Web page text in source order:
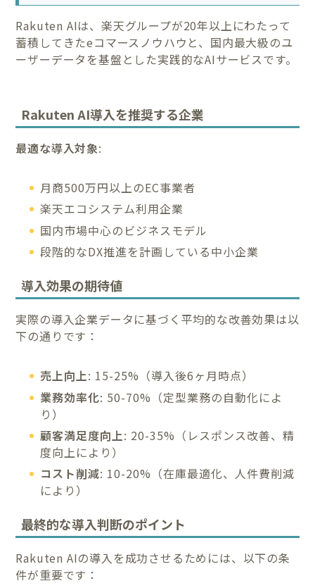
Rakuten AIは、楽天グループが20年以上にわたって
蓄積してきたeコマースノウハウと、国内最大級のユ
ーザーデータを基盤とした実践的なAIサービスです。
Rakuten AI導入を推奨する企業
最適な導入対象:
月商500万円以上のEC事業者
楽天エコシステム利用企業
国内市場中心のビジネスモデル
段階的なDX推進を計画している中小企業
導入効果の期待値
実際の導入企業データに基づく平均的な改善効果は以
下の通りです：
売上向上: 15-25%（導入後6ヶ月時点）
業務効率化: 50-70%（定型業務の自動化によ
り）
顧客満足度向上: 20-35%（レスポンス改善、精
度向上により）
コスト削減: 10-20%（在庫最適化、人件費削減
により）
最終的な導入判断のポイント
Rakuten AIの導入を成功させるためには、以下の条
件が重要です：